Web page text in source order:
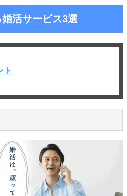
活サービス3選
ト